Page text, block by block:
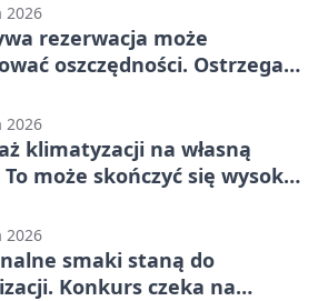
2026
rezerwacja może
oszczędności. Ostrzega
2026
klimatyzacji na własną
może skończyć się wysoką
2026
smaki staną do
Konkurs czeka na